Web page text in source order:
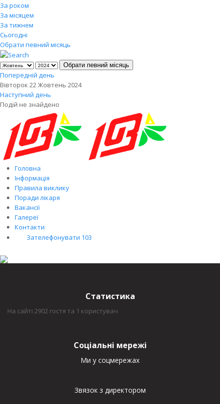
За роком
За місяцем
За тижнем
Сьогодні
Обрати певний місяць
Обрати певний місяць
Попередній день
Вівторок 22 Жовтень 2024
Наступний день
Подій не знайдено
Головна
Інформація
Правила виклику
Поради лікаря
Вакансії
Галереї
Контакти
Зателефонувати 103
Статистика
На сайті 2902 гостя та 1 користувач
Соціальні мережі
Ми у соцмережах
Звязок з директором